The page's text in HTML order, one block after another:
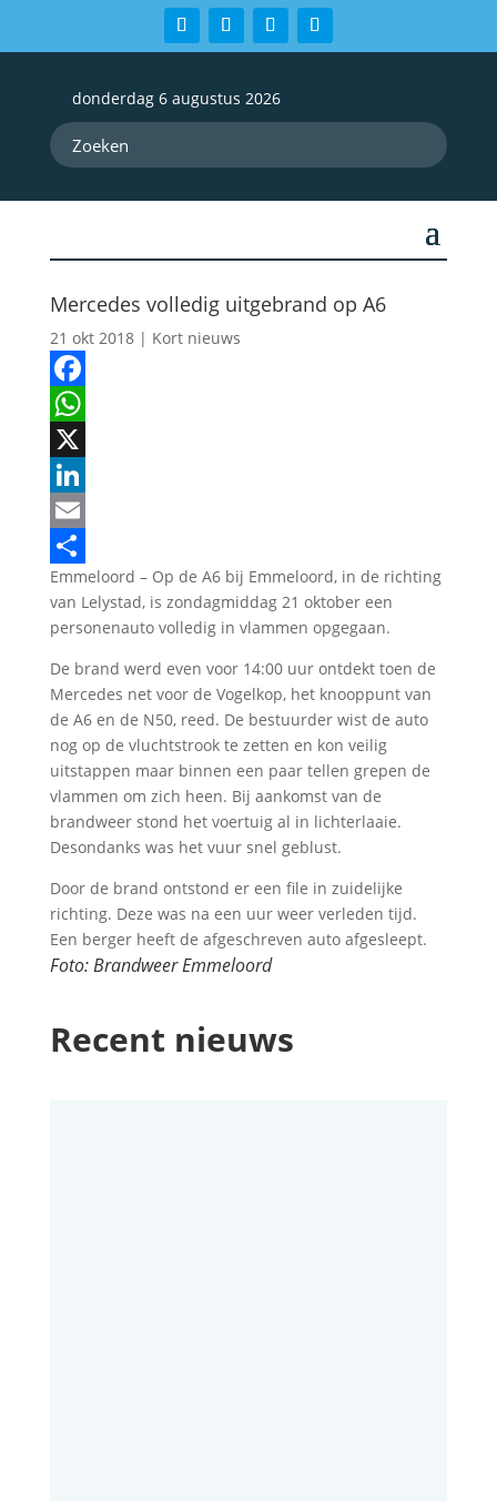
donderdag 6 augustus 2026
Mercedes volledig uitgebrand op A6
21 okt 2018| Kort nieuws
Facebook
WhatsApp
X
LinkedIn
Email
Delen
Emmeloord – Op de A6 bij Emmeloord, in de richting
van Lelystad, is zondagmiddag 21 oktober een
personenauto volledig in vlammen opgegaan.
De brand werd even voor 14:00 uur ontdekt toen de
Mercedes net voor de Vogelkop, het knooppunt van
de A6 en de N50, reed. De bestuurder wist de auto
nog op de vluchtstrook te zetten en kon veilig
uitstappen maar binnen een paar tellen grepen de
vlammen om zich heen. Bij aankomst van de
brandweer stond het voertuig al in lichterlaaie.
Desondanks was het vuur snel geblust.
Door de brand ontstond er een file in zuidelijke
richting. Deze was na een uur weer verleden tijd.
Een berger heeft de afgeschreven auto afgesleept.
Foto:Brandweer Emmeloord
Recent nieuws